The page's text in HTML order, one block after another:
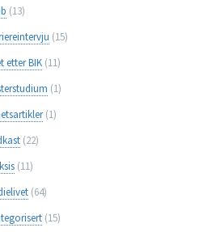
(13)
(15)
etter BIK(11)
(1)
(1)
(22)
(11)
(64)
(15)